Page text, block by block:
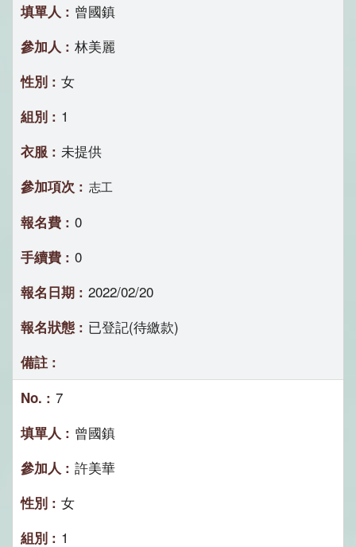
曾國鎮
林美麗
女
1
未提供
志工
0
0
2022/02/20
已登記(待繳款)
7
曾國鎮
許美華
女
1